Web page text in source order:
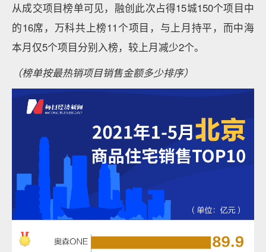
从成交项目榜单可见，融创此次占得15城150个项目中
的16席，万科共上榜11个项目，与上月持平，而中海
本月仅5个项目分别入榜，较上月减少2个。
（榜单按最热销项目销售金额多少排序）